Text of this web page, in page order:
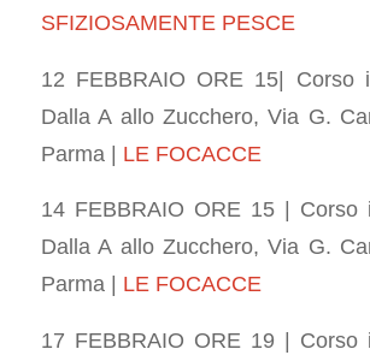
SFIZIOSAMENTE PESCE
12 FEBBRAIO ORE 15| Corso
Dalla A allo Zucchero, Via G.
Parma | LE FOCACCE
14 FEBBRAIO ORE 15 | Corso
Dalla A allo Zucchero, Via G.
Parma | LE FOCACCE
17 FEBBRAIO ORE 19 | Corso